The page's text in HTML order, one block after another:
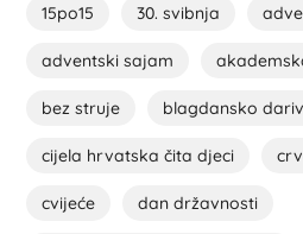
15po15 30. svibnja
adventski sajam
bez struje blagdansko
cijela hrvatska čita djeci
cvijeće dan državnosti